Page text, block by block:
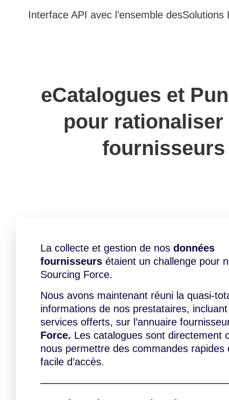
Interface API avec l’ensemble desSolutions
eCatalogues et
pour rationaliser
fournisseurs
La collecte et gestion de nos données
fournisseurs étaient un challenge pour
Sourcing Force.
Nous avons maintenant réuni la quasi-
informations de nos prestataires,
services offerts, sur l’annuaire
Force. Les catalogues sont directement
nous permettre des commandes rapides
facile d’accès.